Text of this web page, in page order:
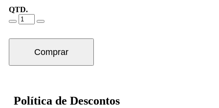
QTD.
Comprar
Política de Descontos